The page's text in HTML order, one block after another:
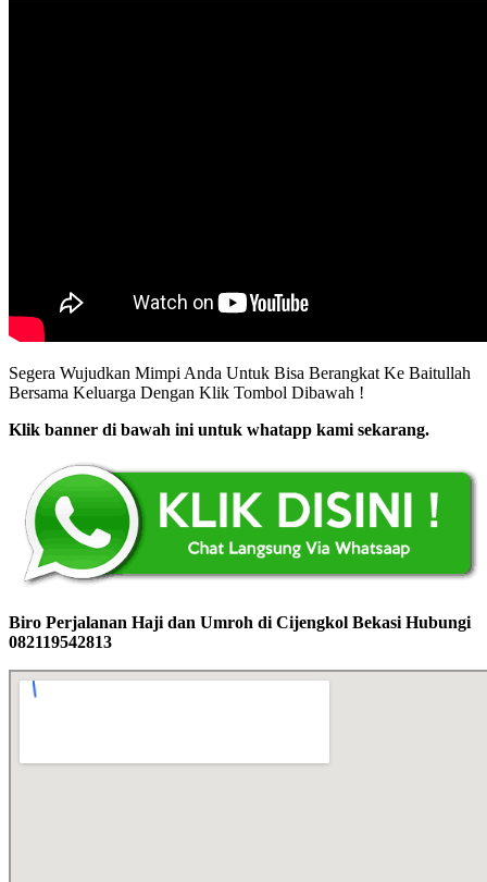
Segera Wujudkan Mimpi Anda Untuk Bisa Berangkat Ke Baitullah
Bersama Keluarga Dengan Klik Tombol Dibawah !
Klik banner di bawah ini untuk whatapp kami sekarang.
Biro Perjalanan Haji dan Umroh di Cijengkol Bekasi Hubungi
082119542813